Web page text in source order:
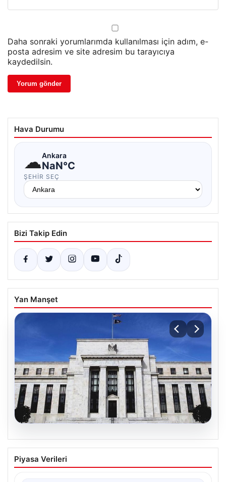
Daha sonraki yorumlarımda kullanılması için adım, e-
posta adresim ve site adresim bu tarayıcıya
kaydedilsin.
Hava Durumu
☁Ankara
NaN°C
ŞEHIR SEÇ
Bizi Takip Edin
Yan Manşet
Fed faizi sabit tuttu
Piyasa Verileri